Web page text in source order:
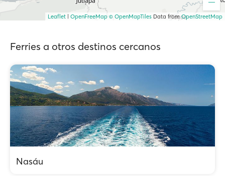
Leaflet OpenFreeMap © OpenMapTiles Data fromOpenStreetMap
Ferries a otros destinos cercanos
Nasáu